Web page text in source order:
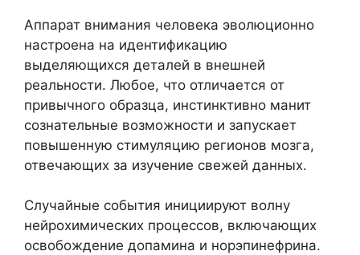
Аппарат внимания человека эволюционно
настроена на идентификацию
выделяющихся деталей в внешней
реальности. Любое, что отличается от
привычного образца, инстинктивно манит
сознательные возможности и запускает
повышенную стимуляцию регионов мозга,
отвечающих за изучение свежей данных.
Случайные события инициируют волну
нейрохимических процессов, включающих
освобождение допамина и норэпинефрина.